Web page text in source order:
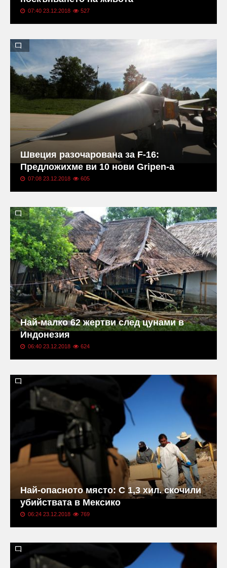
07:40 23.12.2018 527
Швеция разочарована за F-16:
Предложихме ви 10 нови Gripen-a
07:08 23.12.2018 605
Най-малко 62 жертви след цунами в
Индонезия
06:40 23.12.2018 624
Най-опасното място: С 1,3 хил. скочили
убийствата в Мексико
06:24 23.12.2018 769